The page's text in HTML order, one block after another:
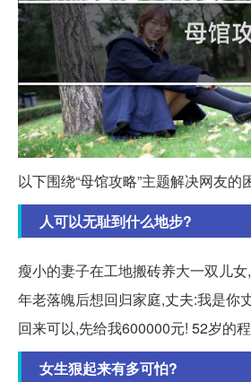
以下围绕“母馆攻略”主题解决网友的
人可以无耻到什么地步?
瘦小的妻子在工地搬砖养大一双儿
年老落魄后想回归家庭,丈夫:我是你
回来可以,先给我600000元! 52岁的程
女生狠起来有多可怕?